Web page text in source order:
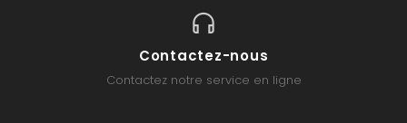
Contactez-nous
Contactez notre service en ligne